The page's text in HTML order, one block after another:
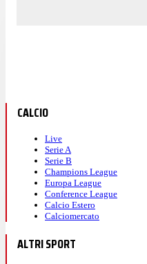
CALCIO
Live
Serie A
Serie B
Champions League
Europa League
Conference League
Calcio Estero
Calciomercato
ALTRI SPORT